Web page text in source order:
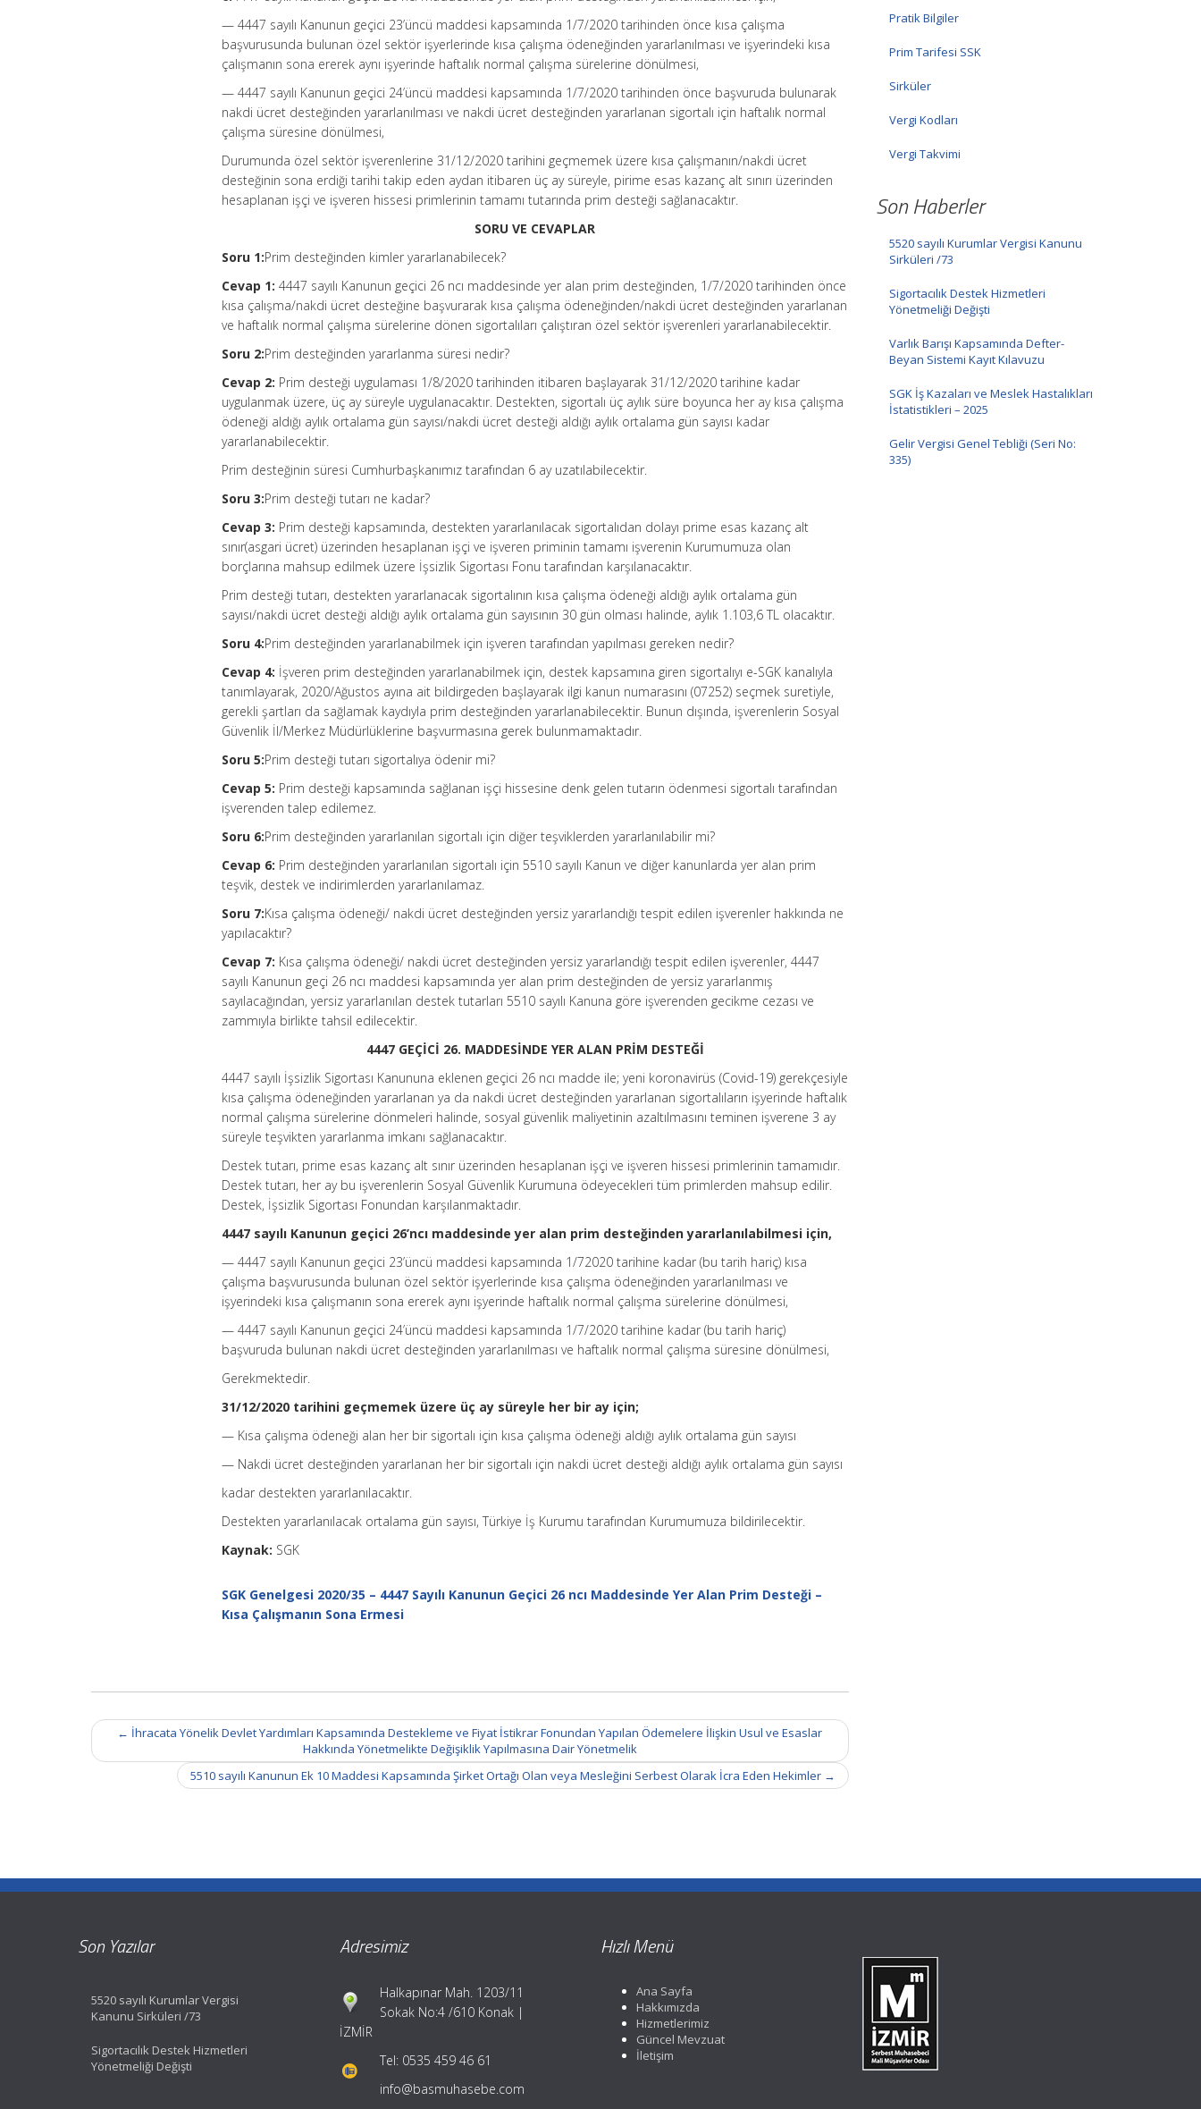
— 4447 sayılı Kanunun geçici 23’üncü maddesi kapsamında 1/7/2020 tarihinden önce kısa çalışma
başvurusunda bulunan özel sektör işyerlerinde kısa çalışma ödeneğinden yararlanılması ve işyerindeki kısa
çalışmanın sona ererek aynı işyerinde haftalık normal çalışma sürelerine dönülmesi,
— 4447 sayılı Kanunun geçici 24’üncü maddesi kapsamında 1/7/2020 tarihinden önce başvuruda bulunarak
nakdi ücret desteğinden yararlanılması ve nakdi ücret desteğinden yararlanan sigortalı için haftalık normal
çalışma süresine dönülmesi,
Durumunda özel sektör işverenlerine 31/12/2020 tarihini geçmemek üzere kısa çalışmanın/nakdi ücret
desteğinin sona erdiği tarihi takip eden aydan itibaren üç ay süreyle, pirime esas kazanç alt sınırı üzerinden
hesaplanan işçi ve işveren hissesi primlerinin tamamı tutarında prim desteği sağlanacaktır.
SORU VE CEVAPLAR
Soru 1:Prim desteğinden kimler yararlanabilecek?
Cevap 1:4447 sayılı Kanunun geçici 26 ncı maddesinde yer alan prim desteğinden, 1/7/2020 tarihinden önce
kısa çalışma/nakdi ücret desteğine başvurarak kısa çalışma ödeneğinden/nakdi ücret desteğinden yararlanan
ve haftalık normal çalışma sürelerine dönen sigortalıları çalıştıran özel sektör işverenleri yararlanabilecektir.
Soru 2:Prim desteğinden yararlanma süresi nedir?
Cevap 2: Prim desteği uygulaması 1/8/2020 tarihinden itibaren başlayarak 31/12/2020 tarihine kadar
uygulanmak üzere, üç ay süreyle uygulanacaktır. Destekten, sigortalı üç aylık süre boyunca her ay kısa çalışma
ödeneği aldığı aylık ortalama gün sayısı/nakdi ücret desteği aldığı aylık ortalama gün sayısı kadar
yararlanabilecektir.
Prim desteğinin süresi Cumhurbaşkanımız tarafından 6 ay uzatılabilecektir.
Soru 3:Prim desteği tutarı ne kadar?
Cevap 3: Prim desteği kapsamında, destekten yararlanılacak sigortalıdan dolayı prime esas kazanç alt
sınır(asgari ücret) üzerinden hesaplanan işçi ve işveren priminin tamamı işverenin Kurumumuza olan
borçlarına mahsup edilmek üzere İşsizlik Sigortası Fonu tarafından karşılanacaktır.
Prim desteği tutarı, destekten yararlanacak sigortalının kısa çalışma ödeneği aldığı aylık ortalama gün
sayısı/nakdi ücret desteği aldığı aylık ortalama gün sayısının 30 gün olması halinde, aylık 1.103,6 TL olacaktır.
Soru 4:Prim desteğinden yararlanabilmek için işveren tarafından yapılması gereken nedir?
Cevap 4: İşveren prim desteğinden yararlanabilmek için, destek kapsamına giren sigortalıyı e-SGK kanalıyla
tanımlayarak, 2020/Ağustos ayına ait bildirgeden başlayarak ilgi kanun numarasını (07252) seçmek suretiyle,
gerekli şartları da sağlamak kaydıyla prim desteğinden yararlanabilecektir. Bunun dışında, işverenlerin Sosyal
Güvenlik İl/Merkez Müdürlüklerine başvurmasına gerek bulunmamaktadır.
Soru 5:Prim desteği tutarı sigortalıya ödenir mi?
Cevap 5: Prim desteği kapsamında sağlanan işçi hissesine denk gelen tutarın ödenmesi sigortalı tarafından
işverenden talep edilemez.
Soru 6:Prim desteğinden yararlanılan sigortalı için diğer teşviklerden yararlanılabilir mi?
Cevap 6: Prim desteğinden yararlanılan sigortalı için 5510 sayılı Kanun ve diğer kanunlarda yer alan prim
teşvik, destek ve indirimlerden yararlanılamaz.
Soru 7:Kısa çalışma ödeneği/ nakdi ücret desteğinden yersiz yararlandığı tespit edilen işverenler hakkında ne
yapılacaktır?
Cevap 7: Kısa çalışma ödeneği/ nakdi ücret desteğinden yersiz yararlandığı tespit edilen işverenler, 4447
sayılı Kanunun geçi 26 ncı maddesi kapsamında yer alan prim desteğinden de yersiz yararlanmış
sayılacağından, yersiz yararlanılan destek tutarları 5510 sayılı Kanuna göre işverenden gecikme cezası ve
zammıyla birlikte tahsil edilecektir.
4447 GEÇİCİ 26. MADDESİNDE YER ALAN PRİM DESTEĞİ
4447 sayılı İşsizlik Sigortası Kanununa eklenen geçici 26 ncı madde ile; yeni koronavirüs (Covid-19) gerekçesiyle
kısa çalışma ödeneğinden yararlanan ya da nakdi ücret desteğinden yararlanan sigortalıların işyerinde haftalık
normal çalışma sürelerine dönmeleri halinde, sosyal güvenlik maliyetinin azaltılmasını teminen işverene 3 ay
süreyle teşvikten yararlanma imkanı sağlanacaktır.
Destek tutarı, prime esas kazanç alt sınır üzerinden hesaplanan işçi ve işveren hissesi primlerinin tamamıdır.
Destek tutarı, her ay bu işverenlerin Sosyal Güvenlik Kurumuna ödeyecekleri tüm primlerden mahsup edilir.
Destek, İşsizlik Sigortası Fonundan karşılanmaktadır.
4447 sayılı Kanunun geçici 26’ncı maddesinde yer alan prim desteğinden yararlanılabilmesi için,
— 4447 sayılı Kanunun geçici 23’üncü maddesi kapsamında 1/72020 tarihine kadar (bu tarih hariç) kısa
çalışma başvurusunda bulunan özel sektör işyerlerinde kısa çalışma ödeneğinden yararlanılması ve
işyerindeki kısa çalışmanın sona ererek aynı işyerinde haftalık normal çalışma sürelerine dönülmesi,
— 4447 sayılı Kanunun geçici 24’üncü maddesi kapsamında 1/7/2020 tarihine kadar (bu tarih hariç)
başvuruda bulunan nakdi ücret desteğinden yararlanılması ve haftalık normal çalışma süresine dönülmesi,
Gerekmektedir.
31/12/2020 tarihini geçmemek üzere üç ay süreyle her bir ay için;
— Kısa çalışma ödeneği alan her bir sigortalı için kısa çalışma ödeneği aldığı aylık ortalama gün sayısı
— Nakdi ücret desteğinden yararlanan her bir sigortalı için nakdi ücret desteği aldığı aylık ortalama gün sayısı
kadar destekten yararlanılacaktır.
Destekten yararlanılacak ortalama gün sayısı, Türkiye İş Kurumu tarafından Kurumumuza bildirilecektir.
Kaynak: SGK
SGK Genelgesi 2020/35 – 4447 Sayılı Kanunun Geçici 26 ncı Maddesinde Yer Alan Prim Desteği –
Kısa Çalışmanın Sona Ermesi
Post
navigation
← İhracata Yönelik Devlet Yardımları Kapsamında Destekleme ve Fiyat İstikrar Fonundan Yapılan Ödemelere İlişkin Usul ve Esaslar
Hakkında Yönetmelikte Değişiklik Yapılmasına Dair Yönetmelik
5510 sayılı Kanunun Ek 10 Maddesi Kapsamında Şirket Ortağı Olan veya Mesleğini Serbest Olarak İcra Eden Hekimler →
Pratik Bilgiler
Prim Tarifesi SSK
Sirküler
Vergi Kodları
Vergi Takvimi
Son Haberler
5520 sayılı Kurumlar Vergisi Kanunu
Sirküleri /73
Sigortacılık Destek Hizmetleri
Yönetmeliği Değişti
Varlık Barışı Kapsamında Defter-
Beyan Sistemi Kayıt Kılavuzu
SGK İş Kazaları ve Meslek Hastalıkları
İstatistikleri – 2025
Gelir Vergisi Genel Tebliği (Seri No:
335)
Son Yazılar
5520 sayılı Kurumlar Vergisi
Kanunu Sirküleri /73
Sigortacılık Destek Hizmetleri
Yönetmeliği Değişti
Adresimiz
Halkapınar Mah. 1203/11
Sokak No:4 /610 Konak |
İZMİR
Tel:0535 459 46 61
info@basmuhasebe.com
Hızlı Menü
Ana Sayfa
Hakkımızda
Hizmetlerimiz
Güncel Mevzuat
İletişim